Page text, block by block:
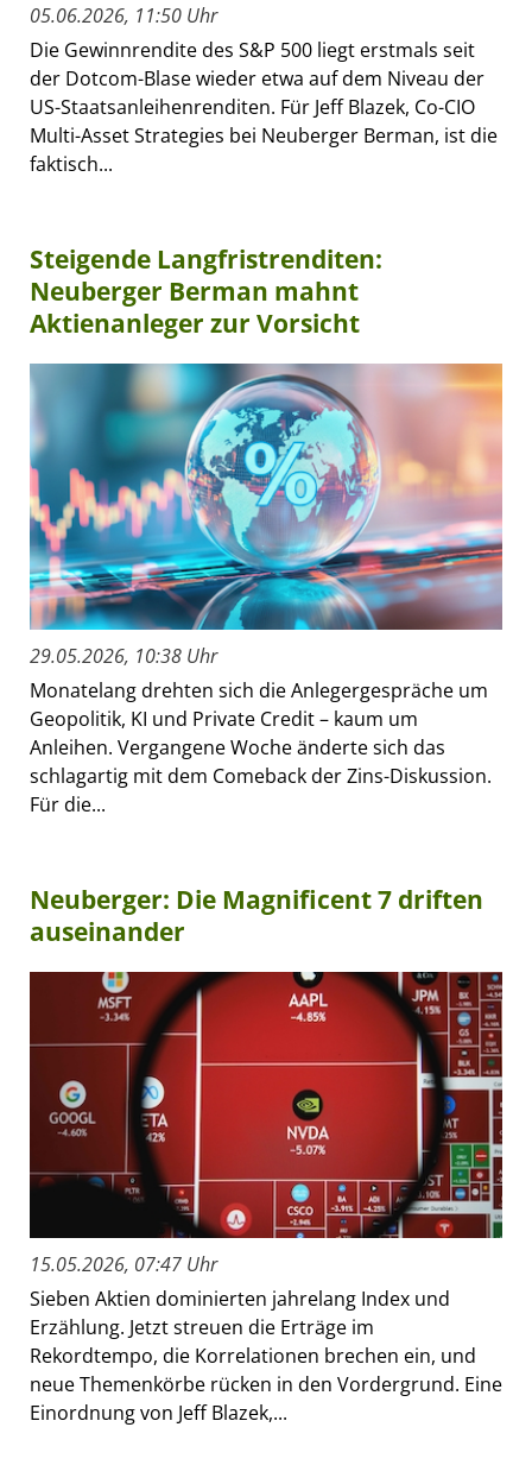
05.06.2026, 11:50 Uhr
Die Gewinnrendite des S&P 500 liegt erstmals seit
der Dotcom-Blase wieder etwa auf dem Niveau der
US-Staatsanleihenrenditen. Für Jeff Blazek, Co-CIO
Multi-Asset Strategies bei Neuberger Berman, ist die
faktisch...
Steigende Langfristrenditen:
Neuberger Berman mahnt
Aktienanleger zur Vorsicht
29.05.2026, 10:38 Uhr
Monatelang drehten sich die Anlegergespräche um
Geopolitik, KI und Private Credit – kaum um
Anleihen. Vergangene Woche änderte sich das
schlagartig mit dem Comeback der Zins-Diskussion.
Für die...
Neuberger: Die Magnificent 7 driften
auseinander
15.05.2026, 07:47 Uhr
Sieben Aktien dominierten jahrelang Index und
Erzählung. Jetzt streuen die Erträge im
Rekordtempo, die Korrelationen brechen ein, und
neue Themenkörbe rücken in den Vordergrund. Eine
Einordnung von Jeff Blazek,...